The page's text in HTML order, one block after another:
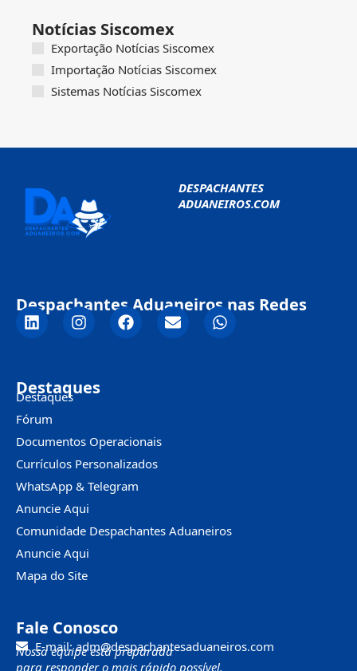
Notícias Siscomex
Exportação Notícias Siscomex
Importação Notícias Siscomex
Sistemas Notícias Siscomex
DESPACHANTES
ADUANEIROS.COM
Despachantes Aduaneiros nas Redes
Destaques
Destaques
Fórum
Documentos Operacionais
Currículos Personalizados
WhatsApp & Telegram
Anuncie Aqui
Comunidade Despachantes Aduaneiros
Anuncie Aqui
Mapa do Site
Fale Conosco
E-mail: adm@despachantesaduaneiros.com
Nossa equipe está preparada
para responder o mais rápido possível.